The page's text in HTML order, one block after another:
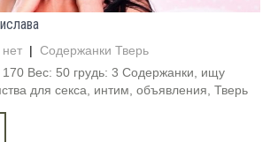
| Содержанки Тверь
170 Вес: 50 грудь: 3 Содержанки, ищу
для секса, интим, объявления, Тверь